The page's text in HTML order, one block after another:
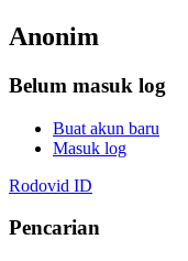
Anonim
Belum masuk log
Buat akun baru
Masuk log
Rodovid ID
Pencarian